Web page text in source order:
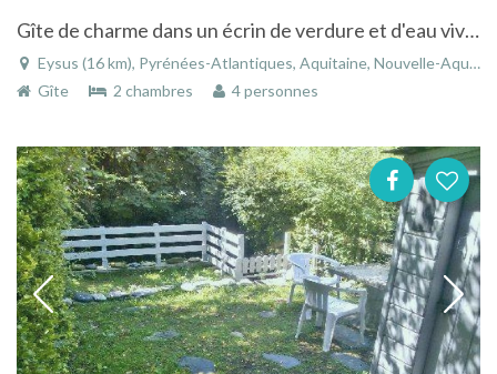
Gîte de charme dans un écrin de verdure et d'eau vive à Eysus - Pyrénées-Atlantiques - Aquitaine
Eysus (16 km), Pyrénées-Atlantiques, Aquitaine, Nouvelle-Aquitaine, France
Gîte
2 chambres 4 personnes